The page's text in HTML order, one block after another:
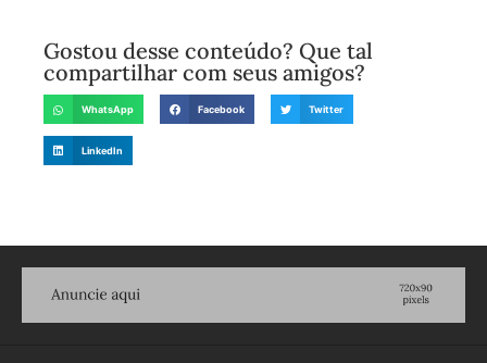
Gostou desse conteúdo? Que tal
compartilhar com seus amigos?
WhatsApp Facebook Twitter
LinkedIn